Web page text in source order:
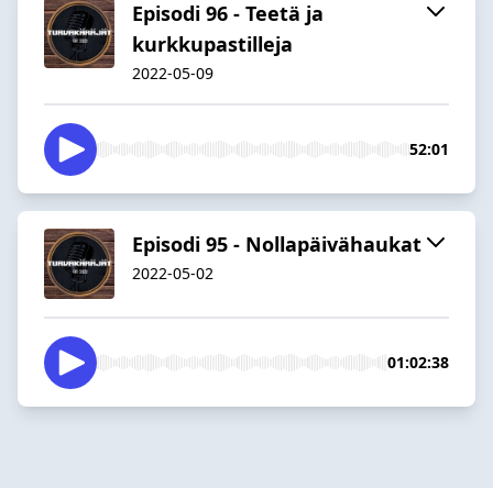
Episodi 96 - Teetä ja
kurkkupastilleja
2022-05-09
52:01
Episodi 95 - Nollapäivähaukat
2022-05-02
01:02:38